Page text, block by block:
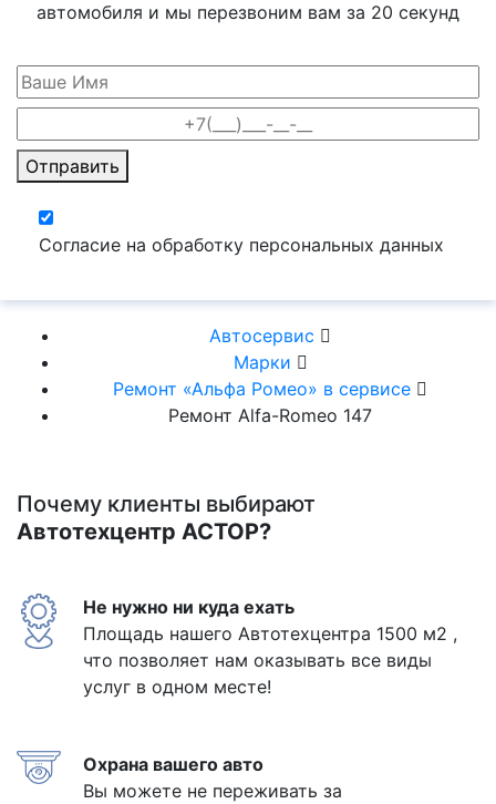
автомобиля и мы перезвоним вам за 20 секунд
Отправить
Согласие на обработку персональных данных
Автосервис
Марки
Ремонт «Альфа Ромео» в сервисе
Ремонт Alfa-Romeo 147
Почему клиенты выбирают
Автотехцентр АСТОР?
Не нужно ни куда ехать
Площадь нашего Автотехцентра 1500 м2 ,
что позволяет нам оказывать все виды
услуг в одном месте!
Охрана вашего авто
Вы можете не переживать за